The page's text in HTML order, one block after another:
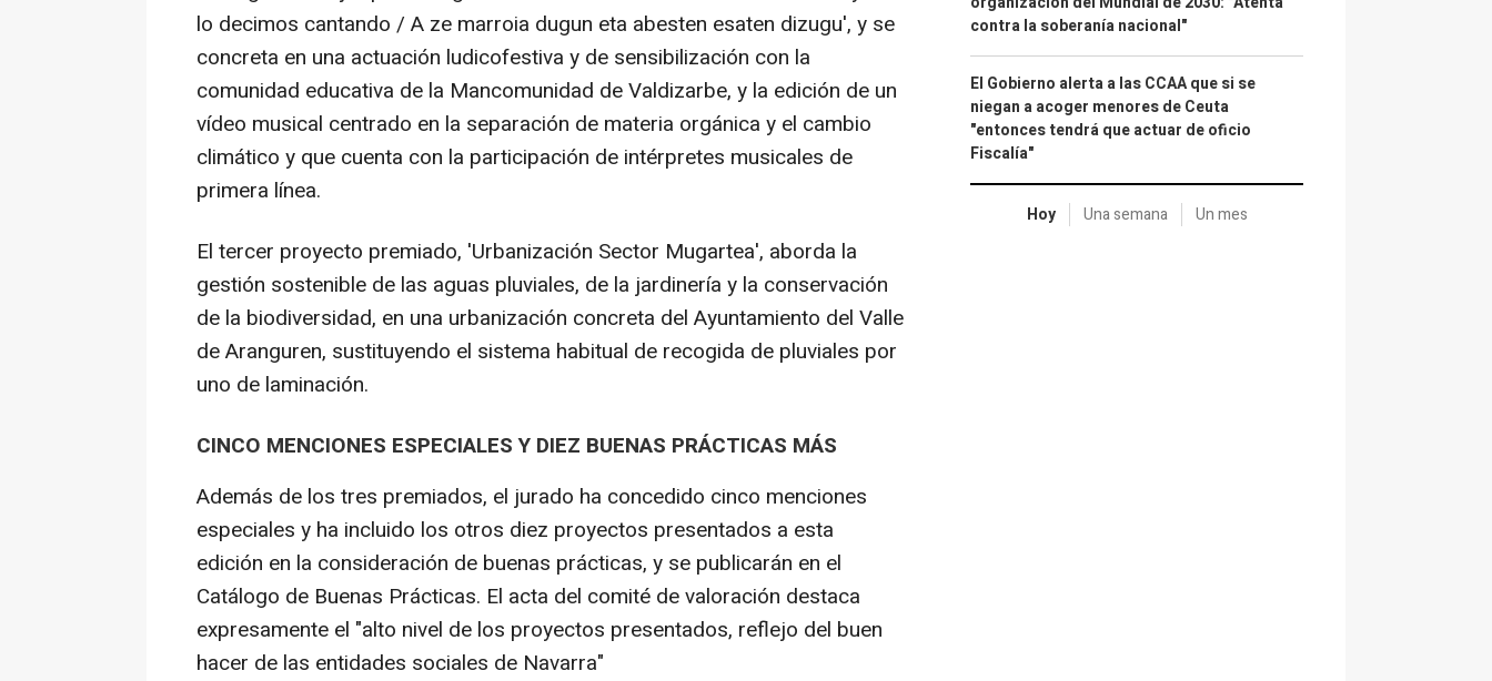
lo decimos cantando / A ze marroia dugun eta abesten esaten dizugu', y se
concreta en una actuación ludicofestiva y de sensibilización con la
comunidad educativa de la Mancomunidad de Valdizarbe, y la edición de un
vídeo musical centrado en la separación de materia orgánica y el cambio
climático y que cuenta con la participación de intérpretes musicales de
primera línea.
El tercer proyecto premiado, 'Urbanización Sector Mugartea', aborda la
gestión sostenible de las aguas pluviales, de la jardinería y la conservación
de la biodiversidad, en una urbanización concreta del Ayuntamiento del Valle
de Aranguren, sustituyendo el sistema habitual de recogida de pluviales por
uno de laminación.
CINCO MENCIONES ESPECIALES Y DIEZ BUENAS PRÁCTICAS MÁS
Además de los tres premiados, el jurado ha concedido cinco menciones
especiales y ha incluido los otros diez proyectos presentados a esta
edición en la consideración de buenas prácticas, y se publicarán en el
Catálogo de Buenas Prácticas. El acta del comité de valoración destaca
expresamente el "alto nivel de los proyectos presentados, reflejo del buen
hacer de las entidades sociales de Navarra"
contra la soberanía nacional"
El Gobierno alerta a las CCAA que si se
niegan a acoger menores de Ceuta
"entonces tendrá que actuar de oficio
Fiscalía"
Hoy Una semana Un mes